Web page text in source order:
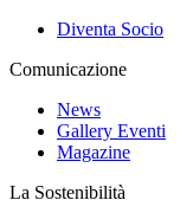
Diventa Socio
Comunicazione
News
Gallery Eventi
Magazine
La Sostenibilità